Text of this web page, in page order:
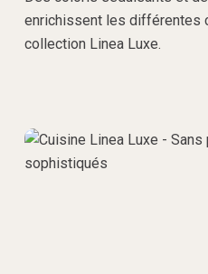
enrichissent les différentes
collection Linea Luxe.